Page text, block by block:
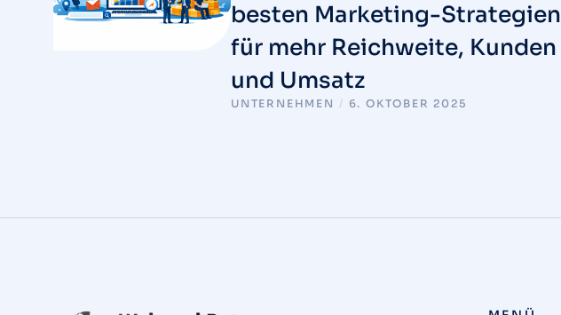
besten Marketing-Strategien
für mehr Reichweite, Kunden
und Umsatz
UNTERNEHMEN / 6. OKTOBER 2025